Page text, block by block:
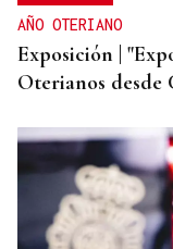
AÑO OTERIANO
Exposición |
Oterianos desde